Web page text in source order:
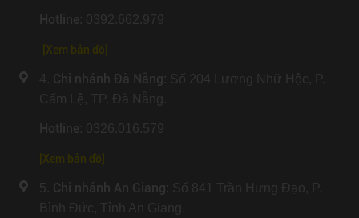
Hotline: 0392.662.979
[Xem bản đồ]
4. Chi nhánh Đà Nẵng: Số 204 Lương Nhữ Hộc, P.
Cẩm Lệ, TP. Đà Nẵng.
Hotline: 0326.016.579
Xem bản đồ
5. Chi nhánh An Giang: Số 841 Trần Hưng Đạo, P.
Bình Đức, Tỉnh An Giang.